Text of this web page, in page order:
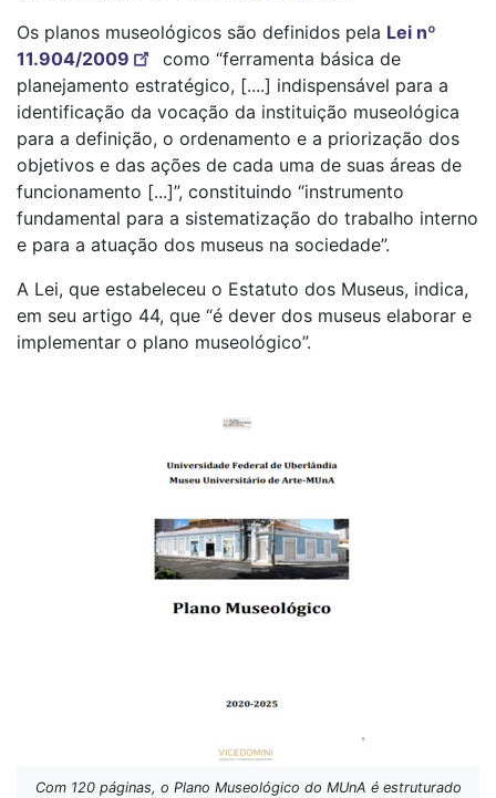
Os planos museológicos são definidos pela Lei nº
11.904/2009
como “ferramenta básica de
planejamento estratégico, [....] indispensável para a
identificação da vocação da instituição museológica
para a definição, o ordenamento e a priorização dos
objetivos e das ações de cada uma de suas áreas de
funcionamento [...]”, constituindo “instrumento
fundamental para a sistematização do trabalho interno
e para a atuação dos museus na sociedade”.
A Lei, que estabeleceu o Estatuto dos Museus, indica,
em seu artigo 44, que “é dever dos museus elaborar e
implementar o plano museológico”.
Com 120 páginas, o Plano Museológico do MUnA é estruturado